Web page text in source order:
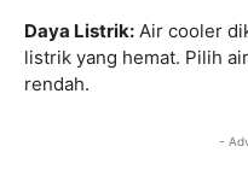
Daya Listrik: Air cooler
listrik yang hemat. Pilih
rendah.
-